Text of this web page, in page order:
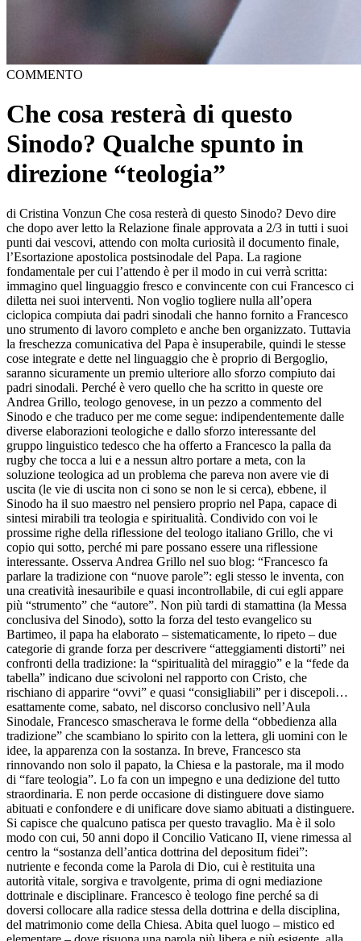
COMMENTO
Che cosa resterà di questo
Sinodo? Qualche spunto in
direzione “teologia”
di Cristina Vonzun Che cosa resterà di questo Sinodo? Devo dire
che dopo aver letto la Relazione finale approvata a 2/3 in tutti i suoi
punti dai vescovi, attendo con molta curiosità il documento finale,
l’Esortazione apostolica postsinodale del Papa. La ragione
fondamentale per cui l’attendo è per il modo in cui verrà scritta:
immagino quel linguaggio fresco e convincente con cui Francesco ci
diletta nei suoi interventi. Non voglio togliere nulla all’opera
ciclopica compiuta dai padri sinodali che hanno fornito a Francesco
uno strumento di lavoro completo e anche ben organizzato. Tuttavia
la freschezza comunicativa del Papa è insuperabile, quindi le stesse
cose integrate e dette nel linguaggio che è proprio di Bergoglio,
saranno sicuramente un premio ulteriore allo sforzo compiuto dai
padri sinodali. Perché è vero quello che ha scritto in queste ore
Andrea Grillo, teologo genovese, in un pezzo a commento del
Sinodo e che traduco per me come segue: indipendentemente dalle
diverse elaborazioni teologiche e dallo sforzo interessante del
gruppo linguistico tedesco che ha offerto a Francesco la palla da
rugby che tocca a lui e a nessun altro portare a meta, con la
soluzione teologica ad un problema che pareva non avere vie di
uscita (le vie di uscita non ci sono se non le si cerca), ebbene, il
Sinodo ha il suo maestro nel pensiero proprio nel Papa, capace di
sintesi mirabili tra teologia e spiritualità. Condivido con voi le
prossime righe della riflessione del teologo italiano Grillo, che vi
copio qui sotto, perché mi pare possano essere una riflessione
interessante. Osserva Andrea Grillo nel suo blog: “Francesco fa
parlare la tradizione con “nuove parole”: egli stesso le inventa, con
una creatività inesauribile e quasi incontrollabile, di cui egli appare
più “strumento” che “autore”. Non più tardi di stamattina (la Messa
conclusiva del Sinodo), sotto la forza del testo evangelico su
Bartimeo, il papa ha elaborato – sistematicamente, lo ripeto – due
categorie di grande forza per descrivere “atteggiamenti distorti” nei
confronti della tradizione: la “spiritualità del miraggio” e la “fede da
tabella” indicano due scivoloni nel rapporto con Cristo, che
rischiano di apparire “ovvi” e quasi “consigliabili” per i discepoli…
esattamente come, sabato, nel discorso conclusivo nell’Aula
Sinodale, Francesco smascherava le forme della “obbedienza alla
tradizione” che scambiano lo spirito con la lettera, gli uomini con le
idee, la apparenza con la sostanza. In breve, Francesco sta
rinnovando non solo il papato, la Chiesa e la pastorale, ma il modo
di “fare teologia”. Lo fa con un impegno e una dedizione del tutto
straordinaria. E non perde occasione di distinguere dove siamo
abituati e confondere e di unificare dove siamo abituati a distinguere.
Si capisce che qualcuno patisca per questo travaglio. Ma è il solo
modo con cui, 50 anni dopo il Concilio Vaticano II, viene rimessa al
centro la “sostanza dell’antica dottrina del depositum fidei”:
nutriente e feconda come la Parola di Dio, cui è restituita una
autorità vitale, sorgiva e travolgente, prima di ogni mediazione
dottrinale e disciplinare. Francesco è teologo fine perché sa di
doversi collocare alla radice stessa della dottrina e della disciplina,
del matrimonio come della Chiesa. Abita quel luogo – mistico ed